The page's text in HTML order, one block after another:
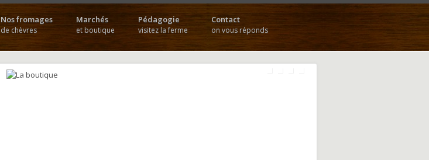
Nos fromages
de chèvres
Marchés
et boutique
Pédagogie
visitez la ferme
Contact
on vous réponds